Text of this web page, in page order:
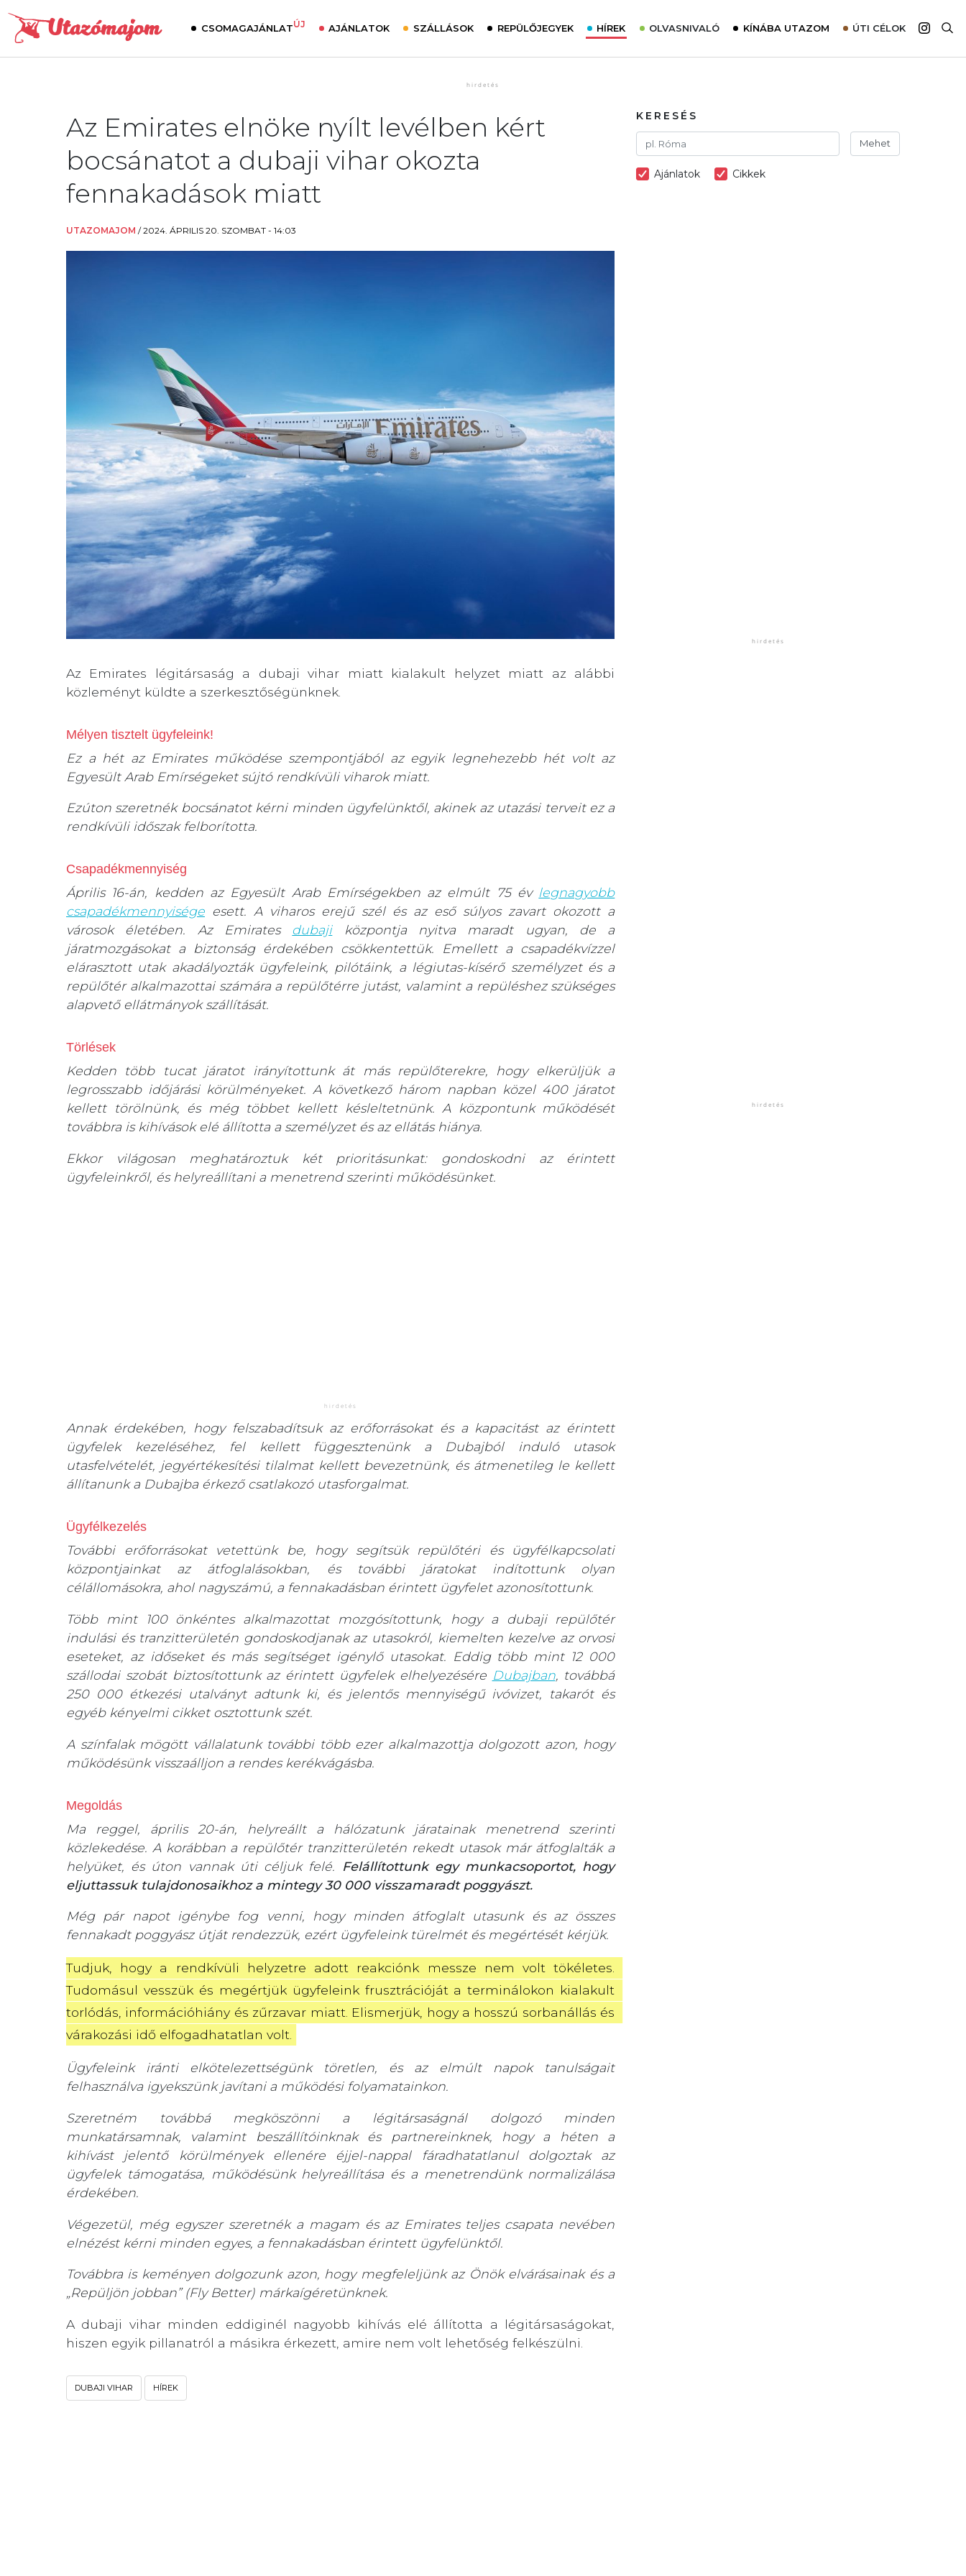
CSOMAGAJÁNLATÚJ AJÁNLATOK SZÁLLÁSOK REPÜLŐJEGYEK HÍREK OLVASNIVALÓ
Interjú
Élménybeszámolók
KÍNÁBA UTAZOM ÚTI CÉLOK
Ausztrália
Az Emirates elnöke nyílt levélben kért
bocsánatot a dubaji vihar okozta
fennakadások miatt
UTAZOMAJOM /2024. ÁPRILIS 20. SZOMBAT - 14:03
Az Emirates légitársaság a dubaji vihar miatt kialakult helyzet miatt az alábbi
közleményt küldte a szerkesztőségünknek.
Mélyen tisztelt ügyfeleink!
Ez a hét az Emirates működése szempontjából az egyik legnehezebb hét volt az
Egyesült Arab Emírségeket sújtó rendkívüli viharok miatt.
Ezúton szeretnék bocsánatot kérni minden ügyfelünktől, akinek az utazási terveit ez a
rendkívüli időszak felborította.
Csapadékmennyiség
Április 16-án, kedden az Egyesült Arab Emírségekben az elmúlt 75 év legnagyobb
csapadékmennyisége esett. A viharos erejű szél és az eső súlyos zavart okozott a
városok életében. Az Emirates dubajiközpontja nyitva maradt ugyan, de a
járatmozgásokat a biztonság érdekében csökkentettük. Emellett a csapadékvízzel
elárasztott utak akadályozták ügyfeleink, pilótáink, a légiutas-kísérő személyzet és a
repülőtér alkalmazottai számára a repülőtérre jutást, valamint a repüléshez szükséges
alapvető ellátmányok szállítását.
Törlések
Kedden több tucat járatot irányítottunk át más repülőterekre, hogy elkerüljük a
legrosszabb időjárási körülményeket. A következő három napban közel 400 járatot
kellett törölnünk, és még többet kellett késleltetnünk. A központunk működését
továbbra is kihívások elé állította a személyzet és az ellátás hiánya.
Ekkor világosan meghatároztuk két prioritásunkat: gondoskodni az érintett
ügyfeleinkről, és helyreállítani a menetrend szerinti működésünket.
Annak érdekében, hogy felszabadítsuk az erőforrásokat és a kapacitást az érintett
ügyfelek kezeléséhez, fel kellett függesztenünk a Dubajból induló utasok
utasfelvételét, jegyértékesítési tilalmat kellett bevezetnünk, és átmenetileg le kellett
állítanunk a Dubajba érkező csatlakozó utasforgalmat.
Ügyfélkezelés
További erőforrásokat vetettünk be, hogy segítsük repülőtéri és ügyfélkapcsolati
központjainkat az átfoglalásokban, és további járatokat indítottunk olyan
célállomásokra, ahol nagyszámú, a fennakadásban érintett ügyfelet azonosítottunk.
Több mint 100 önkéntes alkalmazottat mozgósítottunk, hogy a dubaji repülőtér
indulási és tranzitterületén gondoskodjanak az utasokról, kiemelten kezelve az orvosi
eseteket, az időseket és más segítséget igénylő utasokat. Eddig több mint 12 000
szállodai szobát biztosítottunk az érintett ügyfelek elhelyezésére Dubajban, továbbá
250 000 étkezési utalványt adtunk ki, és jelentős mennyiségű ivóvizet, takarót és
egyéb kényelmi cikket osztottunk szét.
A színfalak mögött vállalatunk további több ezer alkalmazottja dolgozott azon, hogy
működésünk visszaálljon a rendes kerékvágásba.
Megoldás
Ma reggel, április 20-án, helyreállt a hálózatunk járatainak menetrend szerinti
közlekedése. A korábban a repülőtér tranzitterületén rekedt utasok már átfoglalták a
helyüket, és úton vannak úti céljuk felé.
Felállítottunk egy munkacsoportot, hogy
eljuttassuk tulajdonosaikhoz a mintegy 30 000 visszamaradt poggyászt.
Még pár napot igénybe fog venni, hogy minden átfoglalt utasunk és az összes
fennakadt poggyász útját rendezzük, ezért ügyfeleink türelmét és megértését kérjük.
Tudjuk, hogy a rendkívüli helyzetre adott reakciónk messze nem volt tökéletes.
Tudomásul vesszük és megértjük ügyfeleink frusztrációját a terminálokon kialakult
torlódás, információhiány és zűrzavar miatt. Elismerjük, hogy a hosszú sorbanállás és
várakozási idő elfogadhatatlan volt.
Ügyfeleink iránti elkötelezettségünk töretlen, és az elmúlt napok tanulságait
felhasználva igyekszünk javítani a működési folyamatainkon.
Szeretném továbbá megköszönni a légitársaságnál dolgozó minden
munkatársamnak, valamint beszállítóinknak és partnereinknek, hogy a héten a
kihívást jelentő körülmények ellenére éjjel-nappal fáradhatatlanul dolgoztak az
ügyfelek támogatása, működésünk helyreállítása és a menetrendünk normalizálása
érdekében.
Végezetül, még egyszer szeretnék a magam és az Emirates teljes csapata nevében
elnézést kérni minden egyes, a fennakadásban érintett ügyfelünktől.
Továbbra is keményen dolgozunk azon, hogy megfeleljünk az Önök elvárásainak és a
„Repüljön jobban” (Fly Better) márkaígéretünknek.
A dubaji vihar minden eddiginél nagyobb kihívás elé állította a légitársaságokat,
hiszen egyik pillanatról a másikra érkezett, amire nem volt lehetőség felkészülni.
DUBAJI VIHAR HÍREK
KERESÉS
Mehet
Ajánlatok Cikkek